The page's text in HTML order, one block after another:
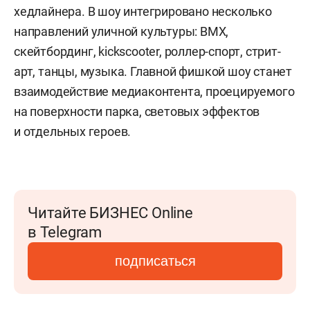
хедлайнера. В шоу интегрировано несколько
направлений уличной культуры: BMX,
скейтбординг, kickscooter, роллер-спорт, стрит-
арт, танцы, музыка. Главной фишкой шоу станет
взаимодействие медиаконтента, проецируемого
на поверхности парка, световых эффектов
и отдельных героев.
Читайте БИЗНЕС Online
в Telegram
подписаться